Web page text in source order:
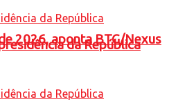
2026, aponta BTG/Nexus
da República